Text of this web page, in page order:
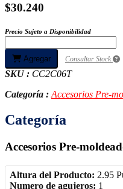
$30.240
Precio Sujeto a Disponibilidad
Agregar Consultar Stock
SKU : CC2C06T
Categoría :Accesorios Pre-
Categoría
Accesorios Pre-
Altura del Producto: 2.95
Numero de agujeros: 1